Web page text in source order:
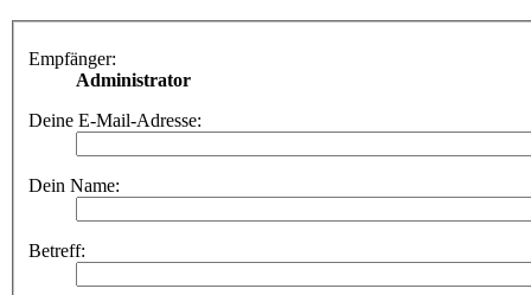
Empfänger:
Administrator
Deine E-Mail-Adresse:
Dein Name:
Betreff: